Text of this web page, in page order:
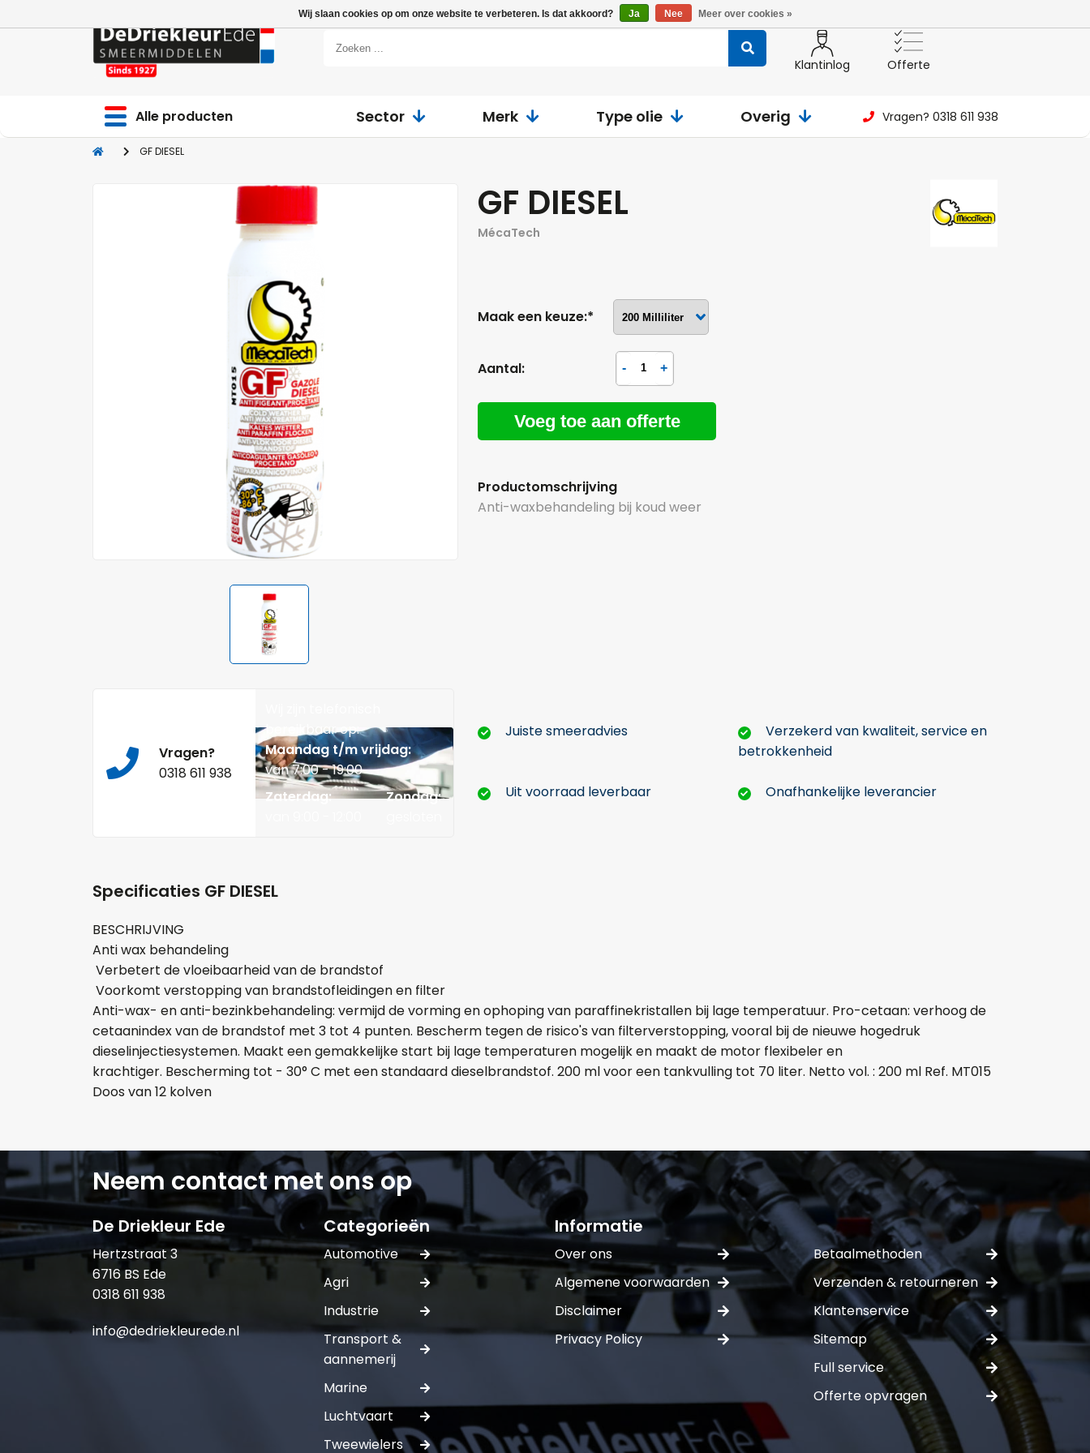
Klantinlog Offerte
Alle producten Sector Merk Type olie Overig Vragen? 0318 611 938
GF DIESEL
GF DIESEL
MécaTech
Maak een keuze:*
Aantal:
Voeg toe aan offerte
Productomschrijving
Anti-waxbehandeling bij koud weer
Vragen?
0318 611 938
bereikbaar op:
Maandag t/m vrijdag:
van 7:00 - 19:00
Zaterdag:
Zondag:
Juiste smeeradvies
Verzekerd van kwaliteit, service en
betrokkenheid
Uit voorraad leverbaar Onafhankelijke leverancier
Specificaties GF DIESEL
BESCHRIJVING
Anti wax behandeling
Verbetert de vloeibaarheid van de brandstof
Voorkomt verstopping van brandstofleidingen en filter
Anti-wax- en anti-bezinkbehandeling: vermijd de vorming en ophoping van paraffinekristallen bij lage temperatuur. Pro-cetaan: verhoog de
cetaanindex van de brandstof met 3 tot 4 punten. Bescherm tegen de risico's van filterverstopping, vooral bij de nieuwe hogedruk
dieselinjectiesystemen. Maakt een gemakkelijke start bij lage temperaturen mogelijk en maakt de motor flexibeler en
krachtiger. Bescherming tot - 30° C met een standaard dieselbrandstof. 200 ml voor een tankvulling tot 70 liter. Netto vol. : 200 ml Ref. MT015
Doos van 12 kolven
-
Opmerkingen:
E-mail:*
Verstuur offerte
Neem contact met ons op
De Driekleur Ede
Hertzstraat 3
6716 BS Ede
0318 611 938
info@dedriekleurede.nl
Categorieën
Automotive
Agri
Industrie
Transport &
aannemerij
Marine
Luchtvaart
Tweewielers
Informatie
Over ons
Algemene voorwaarden
Disclaimer
Privacy Policy
Betaalmethoden
Verzenden & retourneren
Klantenservice
Sitemap
Full service
Offerte opvragen
Wij slaan cookies op om onze website te verbeteren. Is dat akkoord? Ja Nee Meer over cookies »